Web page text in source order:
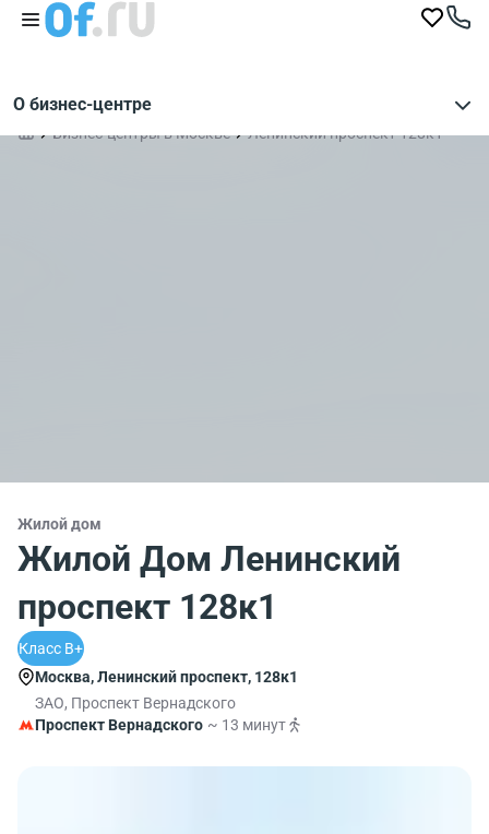
О бизнес-центре
Бизнес-центры в Москве Ленинский проспект 128к1
Жилой дом
Жилой Дом Ленинский
проспект 128к1
Класс B+
Москва, Ленинский проспект, 128к1
ЗАО, Проспект Вернадского
Проспект Вернадского ~ 13 минут